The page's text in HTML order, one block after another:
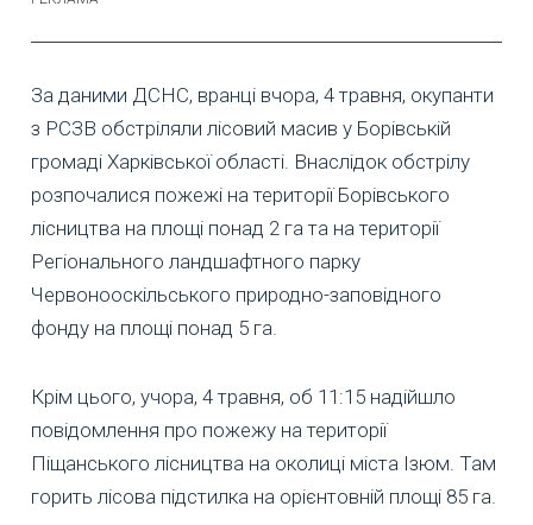
За даними ДСНС, вранці вчора, 4 травня, окупанти
з РСЗВ обстріляли лісовий масив у Борівській
громаді Харківської області. Внаслідок обстрілу
розпочалися пожежі на території Борівського
лісництва на площі понад 2 га та на території
Регіонального ландшафтного парку
Червонооскільського природно-заповідного
фонду на площі понад 5 га.
Крім цього, учора, 4 травня, об 11:15 надійшло
повідомлення про пожежу на території
Піщанського лісництва на околиці міста Ізюм. Там
горить лісова підстилка на орієнтовній площі 85 га.